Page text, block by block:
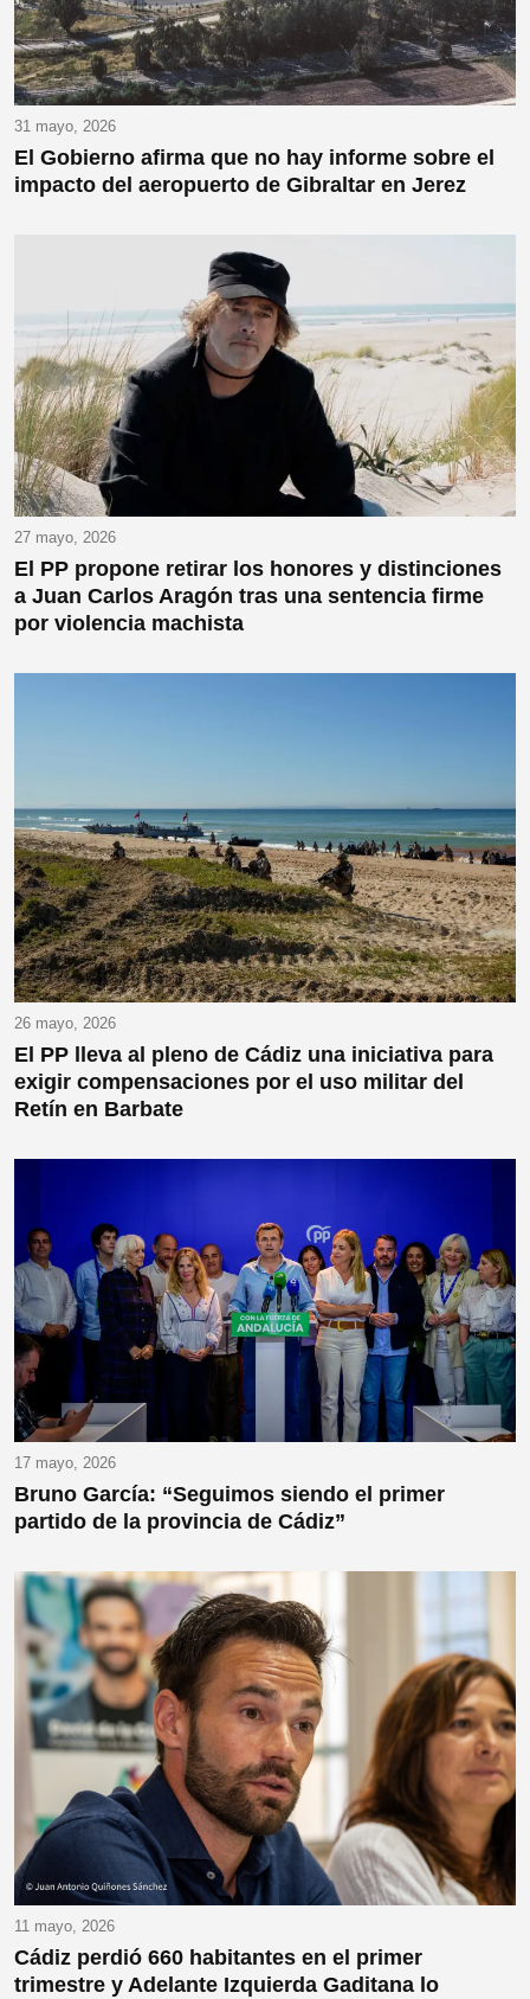
31 mayo, 2026
El Gobierno afirma que no hay informe sobre el
impacto del aeropuerto de Gibraltar en Jerez
27 mayo, 2026
El PP propone retirar los honores y distinciones
a Juan Carlos Aragón tras una sentencia firme
por violencia machista
26 mayo, 2026
El PP lleva al pleno de Cádiz una iniciativa para
exigir compensaciones por el uso militar del
Retín en Barbate
17 mayo, 2026
Bruno García: “Seguimos siendo el primer
partido de la provincia de Cádiz”
11 mayo, 2026
Cádiz perdió 660 habitantes en el primer
trimestre y Adelante Izquierda Gaditana lo